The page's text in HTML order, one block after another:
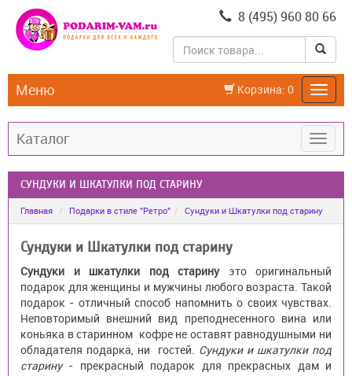
8 (495) 960 80 66
Корзина: 0
Меню
Каталог
СУНДУКИ И ШКАТУЛКИ ПОД СТАРИНУ
Главная Подарки в стиле "Ретро" Сундуки и Шкатулки под старину
Сундуки и Шкатулки под старину
Сундуки и шкатулки под старинуэто оригинальный
подарок для женщины и мужчины любого возраста. Такой
подарок - отличный способ напомнить о своих чувствах.
Неповторимый внешний вид преподнесенного вина или
коньяка в старинном кофре не оставят равнодушными ни
обладателя подарка, ни гостей. Сундуки и шкатулки под
старину- прекрасный подарок для прекрасных дам и